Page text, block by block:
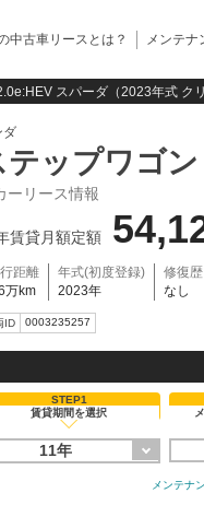
中古車リースとは？ メンテナ
スパーダ（2023年式 ク
ダ
テップワゴン
ーリース情報
賃貸月額定額
距離
万km
年式(初度登録)
2023年
修復歴
なし
ID 0003235257
STEP1
賃貸期間を選択
11年
メンテナ